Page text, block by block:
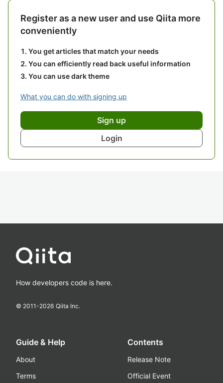
Register as a new user and use Qiita more
conveniently
You get articles that match your needs
You can efficiently read back useful information
You can use dark theme
What you can do with signing up
Sign up
Login
How developers code is here.
© 2011-2026 Qiita Inc.
Guide & Help
About
Terms
Contents
Release Note
Official Event